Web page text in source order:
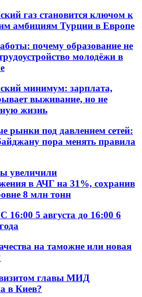
газ становится ключом к
амбициям Турции в Европе
почему образование не
молодёжи в
минимум: зарплата,
выживание, но не
жизнь
рынки под давлением сетей:
пора менять правила
увеличили
в АЧГ на 31%, сохранив
8 млн тонн
16:00 5 августа до 16:00 6
на таможне или новая
визитом главы МИД
в Киев?